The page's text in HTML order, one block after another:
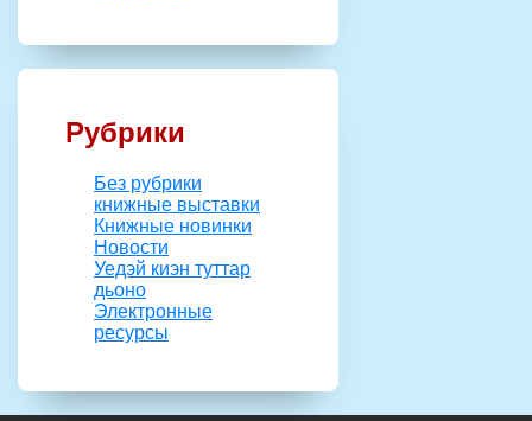
Рубрики
Без рубрики
книжные выставки
Книжные новинки
Новости
Уедэй киэн туттар
дьоно
Электронные
ресурсы